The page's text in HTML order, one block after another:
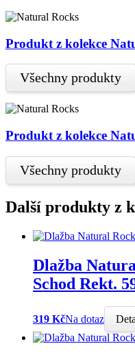
Produkt z kolekce
Všechny produkty
Produkt z kolekce
Všechny produkty
Další produkty z
Dlažba
Schod Rekt.
319 KčNa dotaz